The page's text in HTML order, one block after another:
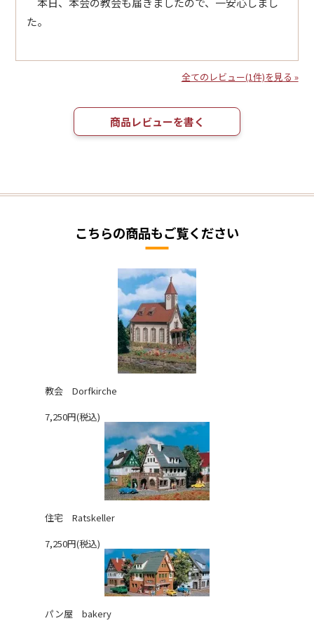
た。
全てのレビュー(1件)を見る »
商品レビューを書く
こちらの商品もご覧ください
教会 Dorfkirche
7,250円(税込)
住宅 Ratskeller
7,250円(税込)
パン屋 bakery